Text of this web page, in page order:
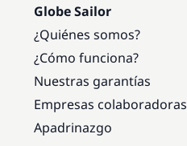
Globe Sailor
¿Quiénes somos?
¿Cómo funciona?
Nuestras garantías
Empresas colaboradoras
Apadrinazgo